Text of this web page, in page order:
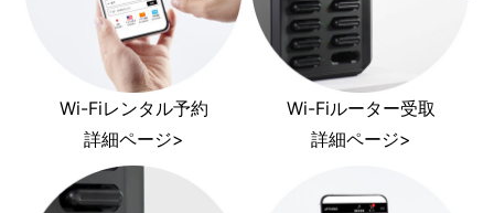
Wi-Fiレンタル予約
詳細ページ>
Wi-Fiルーター受取
詳細ページ>